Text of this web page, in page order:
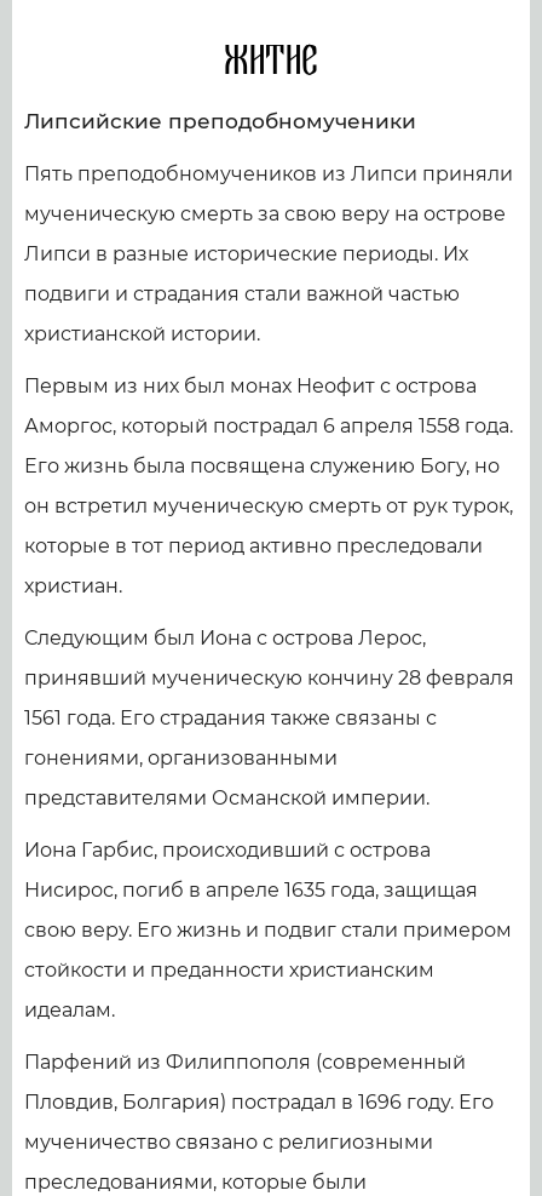
Житие
Липсийские преподобномученики
Пять преподобномучеников из Липси приняли
мученическую смерть за свою веру на острове
Липси в разные исторические периоды. Их
подвиги и страдания стали важной частью
христианской истории.
Первым из них был монах Неофит с острова
Аморгос, который пострадал 6 апреля 1558 года.
Его жизнь была посвящена служению Богу, но
он встретил мученическую смерть от рук турок,
которые в тот период активно преследовали
христиан.
Следующим был Иона с острова Лерос,
принявший мученическую кончину 28 февраля
1561 года. Его страдания также связаны с
гонениями, организованными
представителями Османской империи.
Иона Гарбис, происходивший с острова
Нисирос, погиб в апреле 1635 года, защищая
свою веру. Его жизнь и подвиг стали примером
стойкости и преданности христианским
идеалам.
Парфений из Филиппополя (современный
Пловдив, Болгария) пострадал в 1696 году. Его
мученичество связано с религиозными
преследованиями, которые были